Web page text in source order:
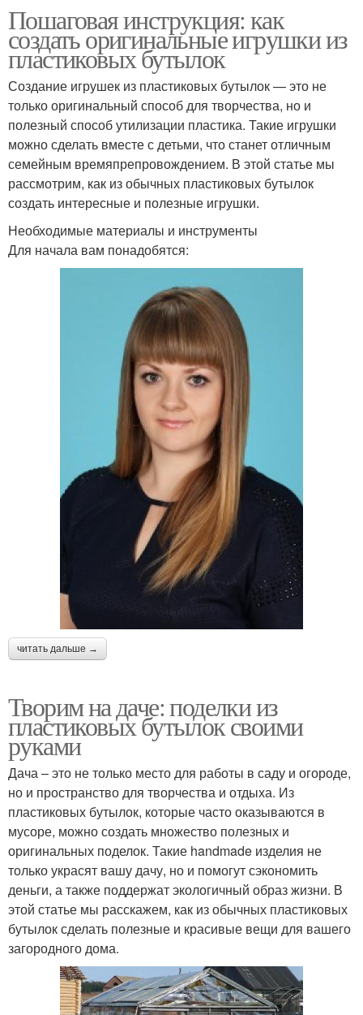
Пошаговая инструкция: как
создать оригинальные игрушки из
пластиковых бутылок
Создание игрушек из пластиковых бутылок — это не
только оригинальный способ для творчества, но и
полезный способ утилизации пластика. Такие игрушки
можно сделать вместе с детьми, что станет отличным
семейным времяпрепровождением. В этой статье мы
рассмотрим, как из обычных пластиковых бутылок
создать интересные и полезные игрушки.
Необходимые материалы и инструменты
Для начала вам понадобятся:
читать дальше →
Творим на даче: поделки из
пластиковых бутылок своими
руками
Дача – это не только место для работы в саду и огороде,
но и пространство для творчества и отдыха. Из
пластиковых бутылок, которые часто оказываются в
мусоре, можно создать множество полезных и
оригинальных поделок. Такие handmade изделия не
только украсят вашу дачу, но и помогут сэкономить
деньги, а также поддержат экологичный образ жизни. В
этой статье мы расскажем, как из обычных пластиковых
бутылок сделать полезные и красивые вещи для вашего
загородного дома.